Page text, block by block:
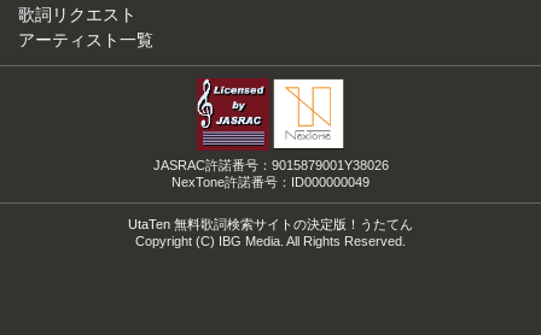
歌詞リクエスト
アーティスト一覧
JASRAC許諾番号：9015879001Y38026
NexTone許諾番号：ID000000049
UtaTen 無料歌詞検索サイトの決定版！うたてん
Copyright (C) IBG Media. All Rights Reserved.